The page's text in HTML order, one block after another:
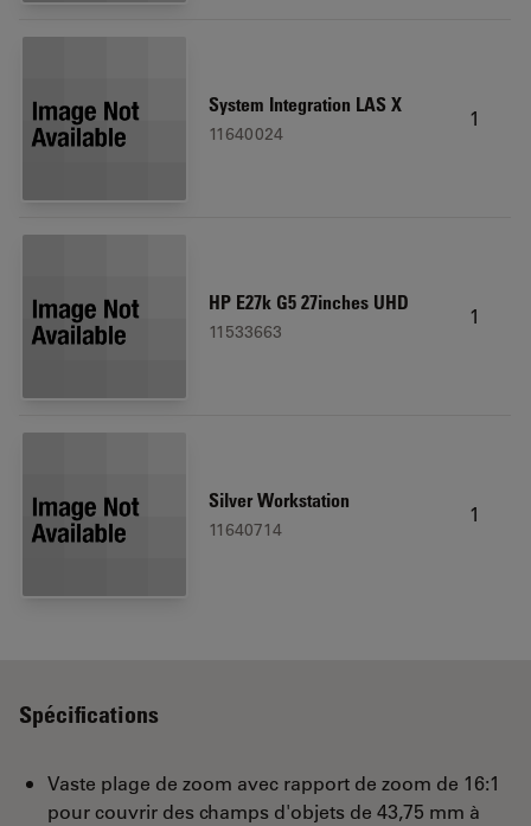
System Integration LAS X
11640024
1
HP E27k G5 27inches UHD
11533663
1
Silver Workstation
11640714
1
Spécifications
Vaste plage de zoom avec rapport de zoom de 16:1
pour couvrir des champs d'objets de 43,75 mm à